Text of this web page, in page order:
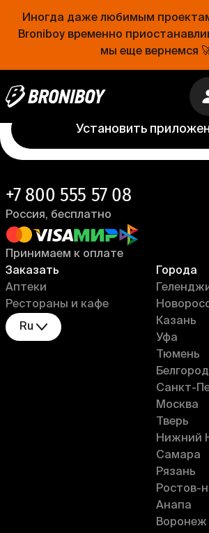
Иногда даже любимым
Broniboy временно
мы еще вернемся
Проще, чем открыть
Broniboy и закажи еду из
прямо сейчас!
Установить
Заказать
Аптеки
Рестораны и кафе
Ru
Города
Казань
Уфа
Тюмень
Белгород
Санкт-
Москва
Тверь
Нижний
Самара
Рязань
Ростов-
Анапа
Воронеж
+7 800 555 57 08
Россия, бесплатно
Принимаем к оплате